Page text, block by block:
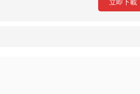
立即下載